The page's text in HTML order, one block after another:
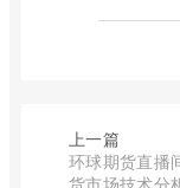
上一篇
环球期货直播